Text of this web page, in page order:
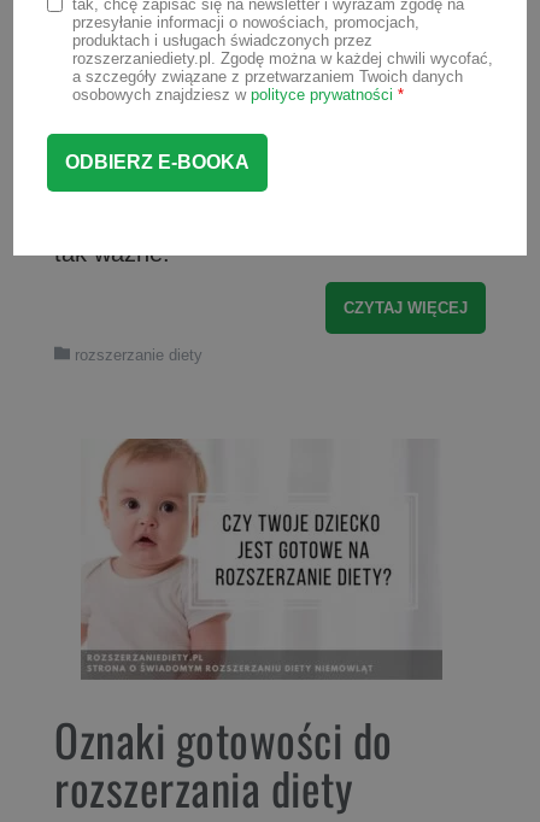
kiedy rozpocząć rozszerzanie diety
niemowlaka. O tym czemu kiedyś
wprowadzano posiłki stałe dużo
Rozszerzanie diety po 4 miesiącu?.
Dzisiaj postaram się wyjaśnić, dlaczego
tak ważne.
CZYTAJ WIĘCEJ
rozszerzanie diety
Oznaki gotowości do
rozszerzania diety
tak, chcę zapisać się na newsletter i wyrażam zgodę na
przesyłanie informacji o nowościach, promocjach,
produktach i usługach świadczonych przez
rozszerzaniediety.pl. Zgodę można w każdej chwili wycofać,
a szczegóły związane z przetwarzaniem Twoich danych
osobowych znajdziesz w polityce prywatności *